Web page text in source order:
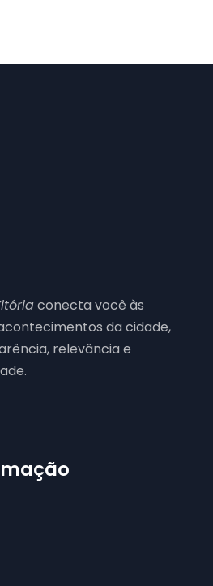
conecta você às
da cidade,
relevância e